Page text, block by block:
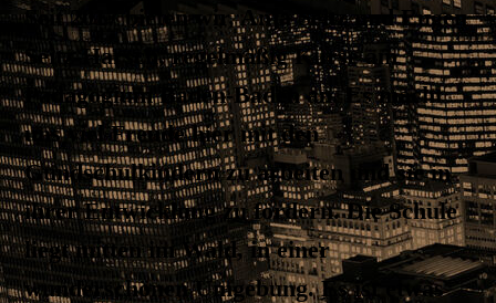
Seit 2017 bieten wir, Anja Seitz und Eugen
Seitz-Harsch, regelmäßig Kurse am
Pädagogium Baden-Baden an. Es macht
uns viel Freude hier mit den
Gundschulkindern zu arbeiten und sie in
ihrer Entwicklung zu fördern. Die Schule
liegt mitten im Wald, in einer
wunderschönen Umgebung. Es ist etwas